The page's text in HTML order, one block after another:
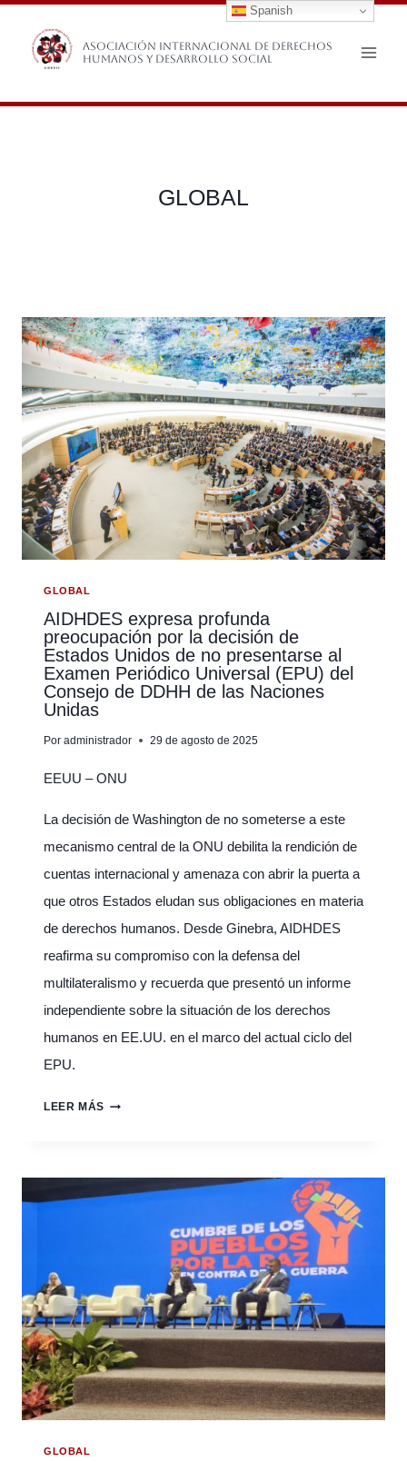
contenido
Asociación Internacional de Derechos
Humanos y Desarrollo Social
GLOBAL
GLOBAL
AIDHDES expresa profunda
preocupación por la decisión de
Estados Unidos de no presentarse al
Examen Periódico Universal (EPU) del
Consejo de DDHH de las Naciones
Unidas
Por administrador 29 de agosto de 2025
EEUU – ONU
La decisión de Washington de no someterse a este
mecanismo central de la ONU debilita la rendición de
cuentas internacional y amenaza con abrir la puerta a
que otros Estados eludan sus obligaciones en materia
de derechos humanos. Desde Ginebra, AIDHDES
reafirma su compromiso con la defensa del
multilateralismo y recuerda que presentó un informe
independiente sobre la situación de los derechos
humanos en EE.UU. en el marco del actual ciclo del
EPU.
LEER MÁSAIDHDES
POR
UNIDOS
DE
NO
PRESENTARSE
AL
EXAMEN
GLOBAL
Spanish